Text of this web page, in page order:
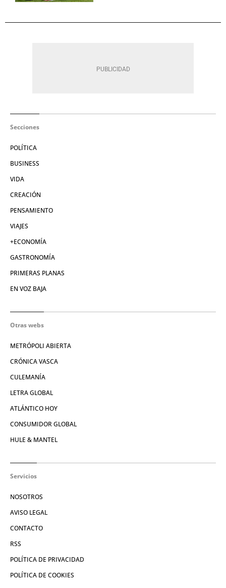
Secciones
POLÍTICA
BUSINESS
VIDA
CREACIÓN
PENSAMIENTO
VIAJES
+ECONOMÍA
GASTRONOMÍA
PRIMERAS PLANAS
EN VOZ BAJA
Otras webs
METRÓPOLI ABIERTA
CRÓNICA VASCA
CULEMANÍA
LETRA GLOBAL
ATLÁNTICO HOY
CONSUMIDOR GLOBAL
HULE & MANTEL
Servicios
NOSOTROS
AVISO LEGAL
CONTACTO
RSS
POLÍTICA DE PRIVACIDAD
POLÍTICA DE COOKIES